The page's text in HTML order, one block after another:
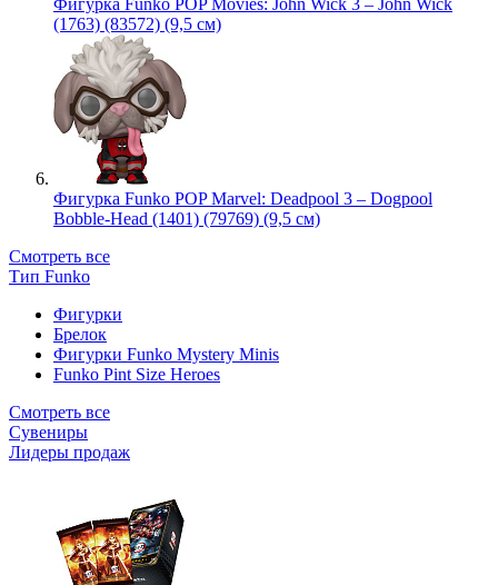
Фигурка Funko POP Movies: John Wick 3 – John Wick
(1763) (83572) (9,5 см)
Фигурка Funko POP Marvel: Deadpool 3 – Dogpool
Bobble-Head (1401) (79769) (9,5 см)
Смотреть все
Тип Funko
Фигурки
Брелок
Фигурки Funko Mystery Minis
Funko Pint Size Heroes
Смотреть все
Сувениры
Лидеры продаж